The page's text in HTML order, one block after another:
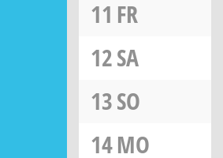
11 FR
12SA
13SO
14MO